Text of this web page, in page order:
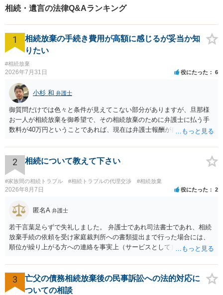
相続・遺言の法律Q&Aランキング
1
相続放棄の手続き費用が高額に感じるが妥当か知
りたい
#相続放棄
2026年7月31日 役にたった 6
小杉 和 弁護士
御質問だけでは色々と条件が見えてこない部分がありますが、旦那様
お一人が相続放棄を御希望で、その相続放棄のために弁護士に払う手
数料が40万円ということであれば、現在は弁護士報酬が自由化されて
です。 ただ、弁護士に払う手数料とは別に戸籍の用意に一定の実費が
かかることになりますので、その費用も支払うべきものとして頭に置
いておいてください。 話を元に戻して、弁護士に対する手数料です
が、旦那様の収入や財産にもよりますが、法テラスに御連絡なさって
弁護士との相談を予約して受任してもらうのが一番安上がりでしょ
らい（希望者が多く予約できてもしばらく先になる）ようですので、
比較的短い熟慮期間のことを考えると、来週早々すぐにでも御連絡す
る方が良いでしょう。 もし法テラスが御利用になれない、あるいは時
間がない等であれば、相続を取扱分野としている弁護士を適宜探し
（WEB等で）、問い合わせてみることです。相続を扱う弁護士でも相
見積もりをとって）、一番安いところでやってもらうことに決めれ
ば、キューちゃんママさんの御希望をかなえることができるのではな
2 相続について教えて下さい
#家族間の相続トラブル #相続トラブルの代理交渉 #相続放棄
2026年8月7日 役にたった 2
匿名A 弁護士
若干言葉足らずで失礼しました。 弁護士であれ司法書士であれ、相続
放棄手続の依頼を受け家庭裁判所への書類提出まで行った場合には、
順位が繰り上がる方への連絡を事実上（サービスとして）行うことは
できない、という意味でした。
3
亡父の債務相続放棄後の民事訴訟への法的対応に
ついての相談